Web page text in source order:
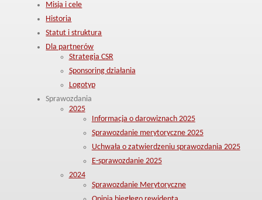
Misja i cele
Historia
Statut i struktura
Dla partnerów
Strategia CSR
Sponsoring działania
Logotyp
Sprawozdania
2025
Informacja o darowiznach 2025
Sprawozdanie merytoryczne 2025
Uchwała o zatwierdzeniu sprawozdania 2025
E-sprawozdanie 2025
2024
Sprawozdanie Merytoryczne